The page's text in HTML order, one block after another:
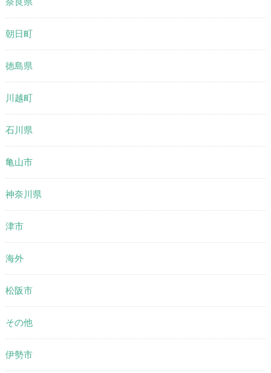
朝日町
徳島県
川越町
石川県
亀山市
神奈川県
津市
海外
松阪市
その他
伊勢市